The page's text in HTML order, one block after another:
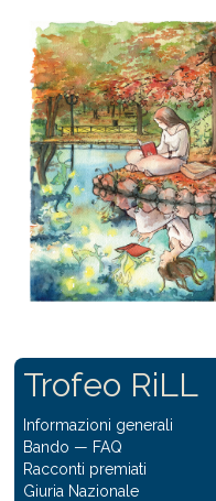
Trofeo RiLL
Informazioni generali
Bando — FAQ
Racconti premiati
Giuria Nazionale